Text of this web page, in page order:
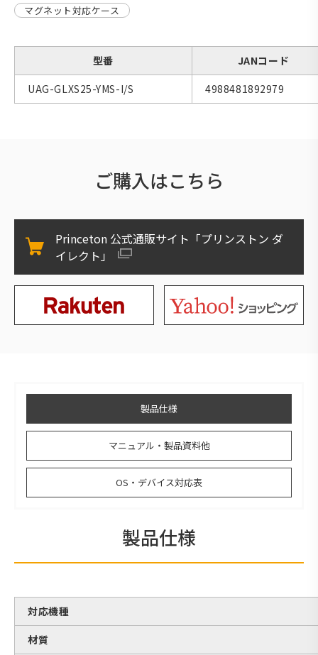
マグネット対応ケース
型番
JANコード
UAG-GLXS25-YMS-I/S
4988481892979
ご購入はこちら
Princeton 公式通販サイト「プリンストン ダ
イレクト」
製品仕様
マニュアル・製品資料他
OS・デバイス対応表
製品仕様
対応機種
材質